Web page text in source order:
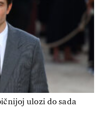
ulozi do sada